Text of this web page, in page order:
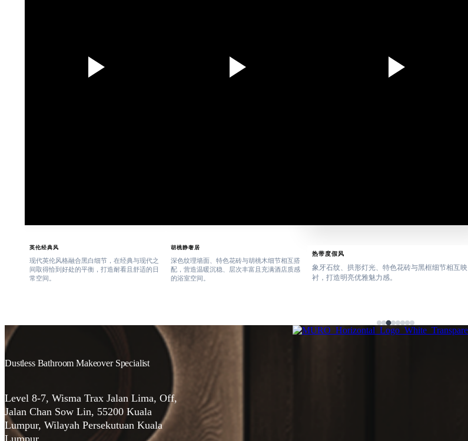
英伦经典风
现代英伦风格融合黑白细节，在经典与现代之
间取得恰到好处的平衡，打造耐看且舒适的日
常空间。
胡桃静奢居
深色纹理墙面、特色花砖与胡桃木细节相互搭
配，营造温暖沉稳、层次丰富且充满酒店质感
的浴室空间。
热带度假风
象牙石纹、拱形灯光、特色花砖与黑框细节相互映
衬，打造明亮优雅魅力感。
Dustless Bathroom Makeover Specialist
Level 8-7, Wisma Trax Jalan Lima, Off,
Jalan Chan Sow Lin, 55200 Kuala
Lumpur, Wilayah Persekutuan Kuala
Lumpur